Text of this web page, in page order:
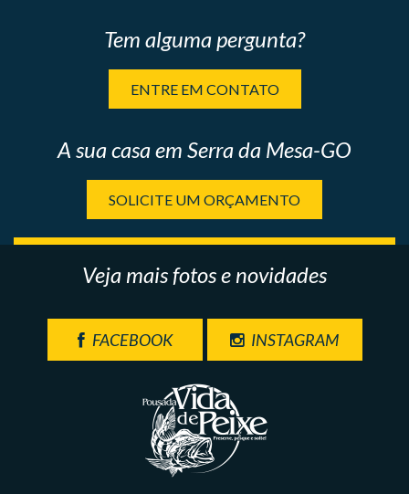
Tem alguma pergunta?
ENTRE EM CONTATO
A sua casa em Serra da Mesa-GO
SOLICITE UM ORÇAMENTO
Veja mais fotos e novidades
FACEBOOK INSTAGRAM